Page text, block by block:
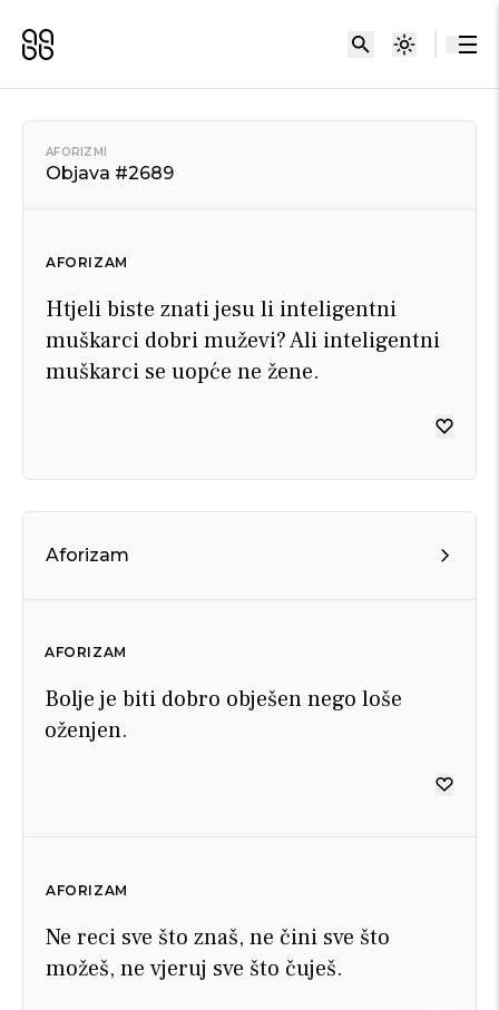
AFORIZMI
Objava #2689
AFORIZAM
Htjeli biste znati jesu li inteligentni
muškarci dobri muževi? Ali inteligentni
muškarci se uopće ne žene.
Aforizam
AFORIZAM
Bolje je biti dobro obješen nego loše
oženjen.
AFORIZAM
Ne reci sve što znaš, ne čini sve što
možeš, ne vjeruj sve što čuješ.